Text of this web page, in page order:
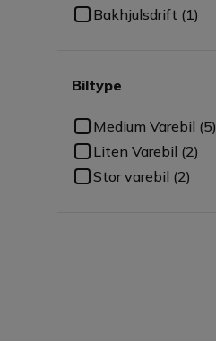
Bakhjulsdrift (1)
Biltype
Medium Varebil (5)
Liten Varebil (2)
Stor varebil (2)